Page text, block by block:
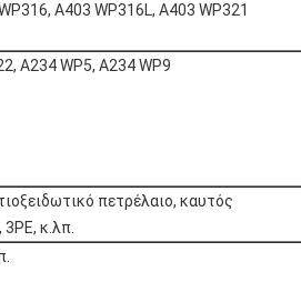
A403 WP316L, A403 WP321
A234 WP5, A234 WP9
πετρέλαιο, καυτός
3PE, κ.λπ.